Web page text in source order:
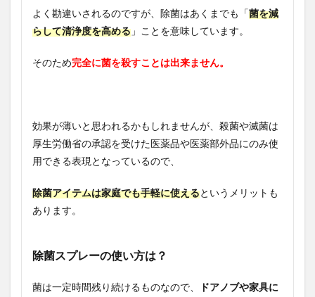
よく勘違いされるのですが、除菌はあくまでも「菌を減
らして清浄度を高める 」ことを意味しています。
そのため完全に菌を殺すことは出来ません。
効果が薄いと思われるかもしれませんが、殺菌や滅菌は
厚生労働省の承認を受けた医薬品や医薬部外品にのみ使
用できる表現となっているので、
除菌アイテムは家庭でも手軽に使えるというメリットも
あります。
除菌スプレーの使い方は？
菌は一定時間残り続けるものなので、
ドアノブや家具に